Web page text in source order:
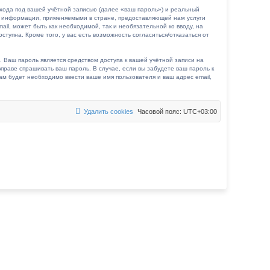
под вашей учётной записью (далее «ваш пароль») и реальный
применяемыми в стране, предоставляющей нам услуги
может быть как необходимой, так и необязательной ко вводу, на
Кроме того, у вас есть возможность согласиться/отказаться от
пароль является средством доступа к вашей учётной записи на
спрашивать ваш пароль. В случае, если вы забудете ваш пароль к
будет необходимо ввести ваше имя пользователя и ваш адрес email,
Часовой пояс: UTC+03:00
Удалить cookies